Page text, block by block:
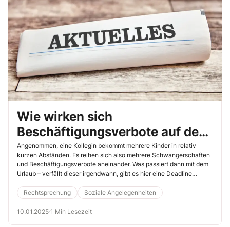
Wie wirken sich
Beschäftigungsverbote auf den
Urlaub aus?
Angenommen, eine Kollegin bekommt mehrere Kinder in relativ
kurzen Abständen. Es reihen sich also mehrere Schwangerschaften
und Beschäftigungsverbote aneinander. Was passiert dann mit dem
Urlaub – verfällt dieser irgendwann, gibt es hier eine Deadline
Rechtsprechung
Soziale Angelegenheiten
10.01.2025·1 Min Lesezeit